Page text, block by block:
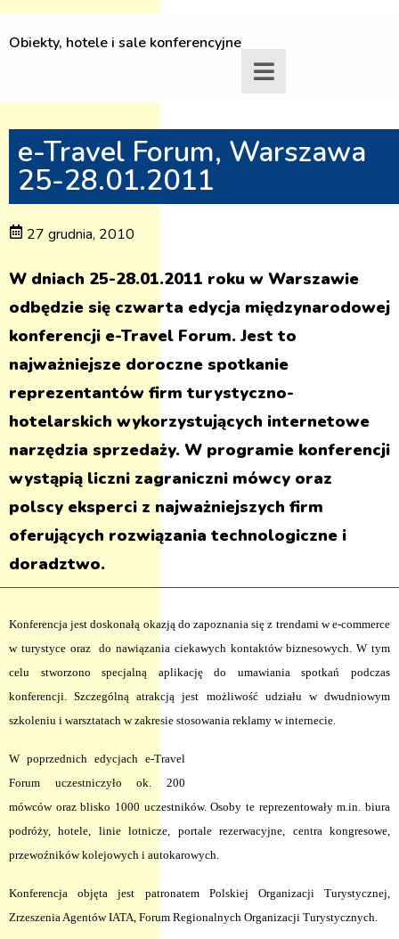
Obiekty, hotele i sale konferencyjne
e-Travel Forum, Warszawa
25-28.01.2011
27 grudnia, 2010
W dniach 25-28.01.2011 roku w Warszawie
odbędzie się czwarta edycja międzynarodowej
konferencji e-Travel Forum. Jest to
najważniejsze doroczne spotkanie
reprezentantów firm turystyczno-
hotelarskich wykorzystujących internetowe
narzędzia sprzedaży. W programie konferencji
wystąpią liczni zagraniczni mówcy oraz
polscy eksperci z najważniejszych firm
oferujących rozwiązania technologiczne i
doradztwo.
Konferencja jest doskonałą okazją do zapoznania się z trendami w e-commerce
w turystyce oraz
do nawiązania ciekawych kontaktów biznesowych. W tym
celu stworzono specjalną aplikację do umawiania spotkań podczas
konferencji. Szczególną atrakcją jest możliwość udziału w dwudniowym
szkoleniu i warsztatach w zakresie stosowania reklamy w internecie.
W poprzednich edycjach e-Travel
Forum uczestniczyło ok. 200
mówców oraz blisko 1000 uczestników. Osoby te reprezentowały m.in. biura
podróży, hotele, linie lotnicze, portale rezerwacyjne, centra kongresowe,
przewoźników kolejowych i autokarowych.
Konferencja objęta jest patronatem Polskiej Organizacji Turystycznej,
Zrzeszenia Agentów IATA, Forum Regionalnych Organizacji Turystycznych.